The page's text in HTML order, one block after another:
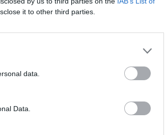
it to other third parties.
data.
Data.
UCAM Murcia, San Pablo Burgos o
siempre
exigimos mucho más que
y fe en un proyecto que deben
en el mundo del deporte y estamos
en esta nueva etapa que